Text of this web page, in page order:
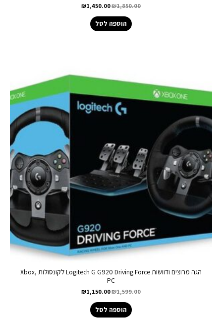
₪1,850.00
₪1,450.00
הוספה לסל
הגה מרוצים ודוושות Logitech G G920 Driving Force לקונסולות Xbox,
PC
₪1,599.00
₪1,150.00
הוספה לסל